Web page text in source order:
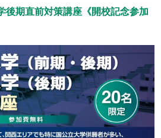
後期直前対策講座《開校記念参加